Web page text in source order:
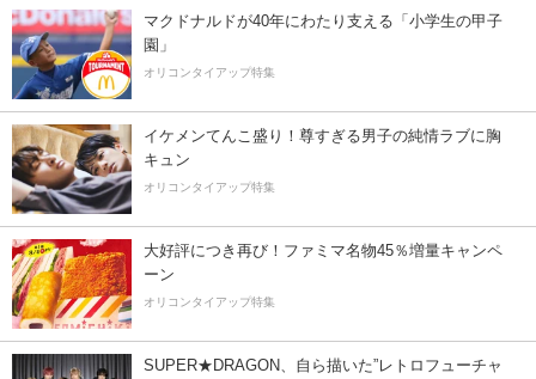
マクドナルドが40年にわたり支える「小学生の甲子
園」
オリコンタイアップ特集
イケメンてんこ盛り！尊すぎる男子の純情ラブに胸
キュン
オリコンタイアップ特集
大好評につき再び！ファミマ名物45％増量キャンペ
ーン
オリコンタイアップ特集
SUPER★DRAGON、自ら描いた”レトロフューチャ